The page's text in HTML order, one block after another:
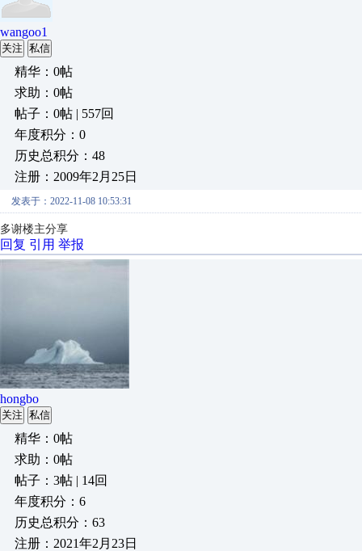
wangoo1
关注 私信
精华：0帖
求助：0帖
帖子：0帖 | 557回
年度积分：0
历史总积分：48
注册：2009年2月25日
发表于：2022-11-08 10:53:31
多谢楼主分享
回复 引用 举报
hongbo
关注 私信
精华：0帖
求助：0帖
帖子：3帖 | 14回
年度积分：6
历史总积分：63
注册：2021年2月23日